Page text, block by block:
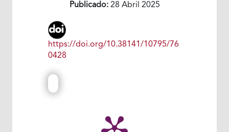
Publicado:28 Abril 2025
https://doi.org/10.38141/10795/76
0428